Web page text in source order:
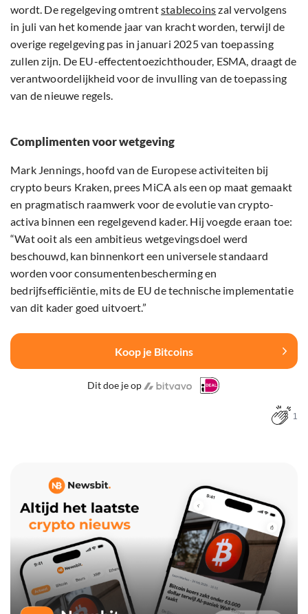
wordt. De regelgeving omtrentstablecoinszal vervolgens
in juli van het komende jaar van kracht worden, terwijl de
overige regelgeving pas in januari 2025 van toepassing
zullen zijn. De EU-effectentoezichthouder, ESMA, draagt de
verantwoordelijkheid voor de invulling van de toepassing
van de nieuwe regels.
Complimenten voor wetgeving
Mark Jennings, hoofd van de Europese activiteiten bij
crypto beurs Kraken, prees MiCA als een op maat gemaakt
en pragmatisch raamwerk voor de evolutie van crypto-
activa binnen een regelgevend kader. Hij voegde eraan toe:
“Wat ooit als een ambitieus wetgevingsdoel werd
beschouwd, kan binnenkort een universele standaard
worden voor consumentenbescherming en
bedrijfsefficiëntie, mits de EU de technische implementatie
van dit kader goed uitvoert.”
Koop je Bitcoins
Dit doe je op
1